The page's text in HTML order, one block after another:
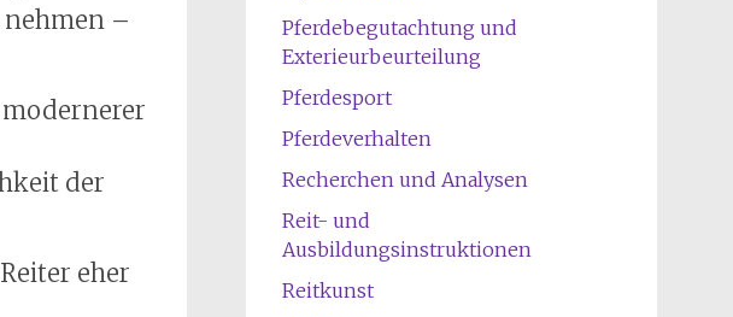
nehmen –
der
eher
Pferdebegutachtung und
Exterieurbeurteilung
Pferdesport
Pferdeverhalten
Recherchen und Analysen
Reit- und
Ausbildungsinstruktionen
Reitkunst